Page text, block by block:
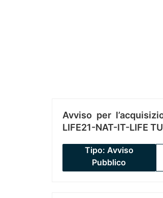
Avviso per
LIFE21-NAT-IT-LIFE
Tipo: Avviso
Pubblico